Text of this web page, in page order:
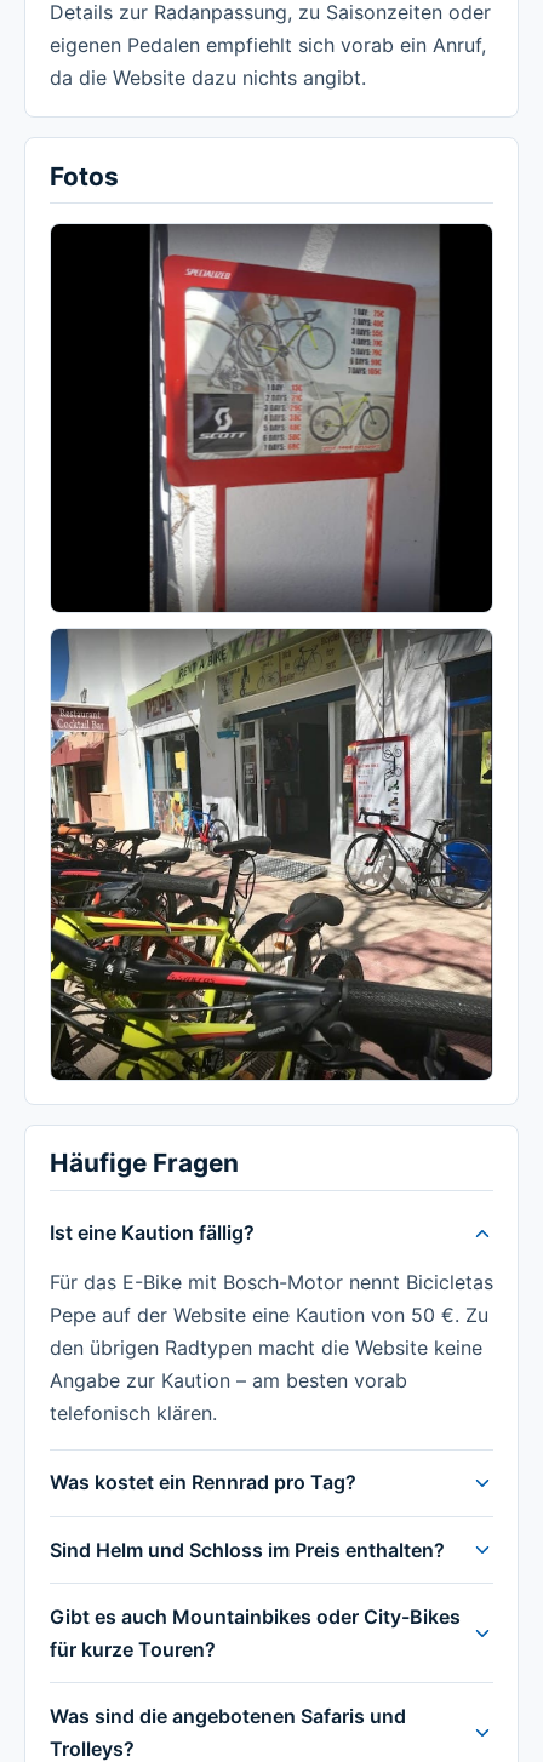
Details zur Radanpassung, zu Saisonzeiten oder
eigenen Pedalen empfiehlt sich vorab ein Anruf,
da die Website dazu nichts angibt.
Fotos
Häufige Fragen
Ist eine Kaution fällig?
Für das E-Bike mit Bosch-Motor nennt Bicicletas
Pepe auf der Website eine Kaution von 50 €. Zu
den übrigen Radtypen macht die Website keine
Angabe zur Kaution – am besten vorab
telefonisch klären.
Was kostet ein Rennrad pro Tag?
Sind Helm und Schloss im Preis enthalten?
Gibt es auch Mountainbikes oder City-Bikes
für kurze Touren?
Was sind die angebotenen Safaris und
Trolleys?